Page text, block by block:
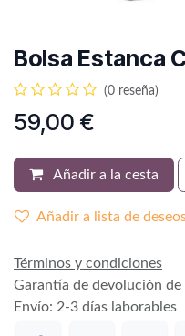
Bolsa Estanca
(0 reseña)
59,00 €
Añadir a la cesta
Añadir a lista de
Términos y condiciones
Garantía de devolución de
Envío: 2-3 días laborables